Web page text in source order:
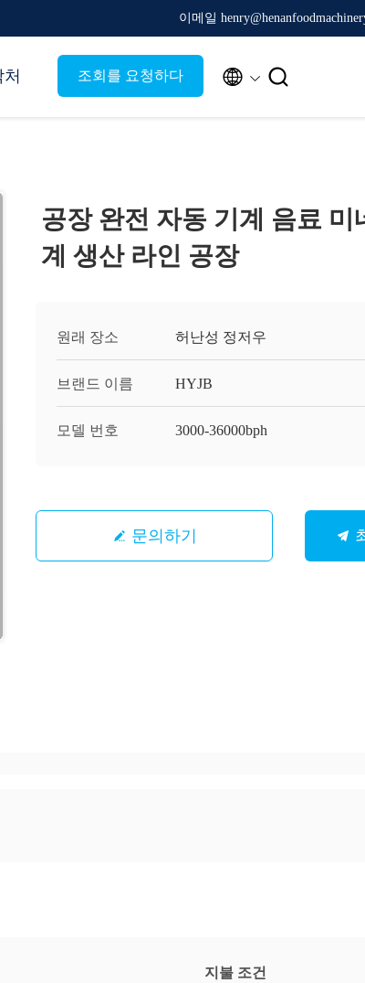
이메일
조회를 요청하다  
공장 완전 자동 기계 음료 미
계 생산 라인 공장
원래 장소 허난성 정저우
브랜드 이름 HYJB
모델 번호 3000-36000bph
문의하기
지불 조건